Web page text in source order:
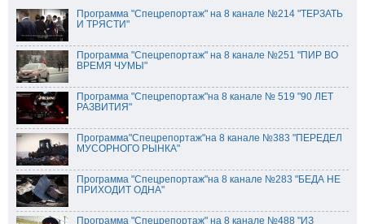
Программа "Спецрепортаж" на 8 канале №214 "ТЕРЗАТЬ
И ТРЯСТИ"
Программа "Спецрепортаж" на 8 канале №251 "ПИР ВО
ВРЕМЯ ЧУМЫ"
Программа "Спецрепортаж"на 8 канале № 519 "90 ЛЕТ
РАЗВИТИЯ"
Программа"Спецрепортаж"на 8 канале №383 "ПЕРЕДЕЛ
МУСОРНОГО РЫНКА"
Программа "Спецрепортаж"на 8 канале №283 "БЕДА НЕ
ПРИХОДИТ ОДНА"
Программа "Спецрепортаж" на 8 канале №488 "ИЗ